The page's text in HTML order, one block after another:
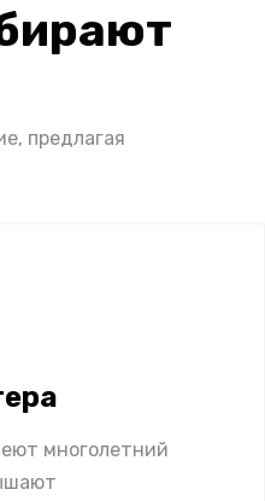
предлагая
многолетний